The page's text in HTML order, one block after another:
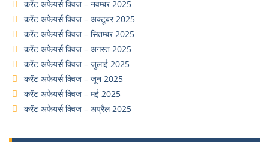
करेंट अफेयर्स क्विज – नवम्बर 2025
करेंट अफेयर्स क्विज – अक्टूबर 2025
करेंट अफेयर्स क्विज – सितम्बर 2025
करेंट अफेयर्स क्विज – अगस्त 2025
करेंट अफेयर्स क्विज – जुलाई 2025
करेंट अफेयर्स क्विज – जून 2025
करेंट अफेयर्स क्विज – मई 2025
करेंट अफेयर्स क्विज – अप्रैल 2025